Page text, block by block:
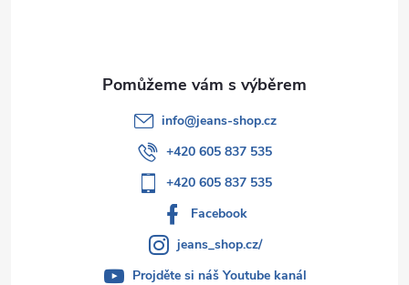
info@jeans-shop.cz
+420 605 837 535
+420 605 837 535
Facebook
jeans_shop.cz/
Projděte si náš Youtube kanál